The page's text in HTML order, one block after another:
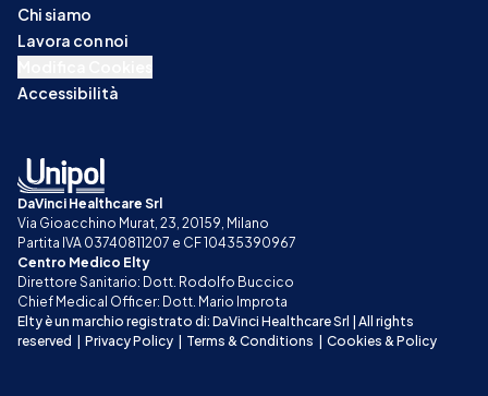
Chi siamo
Lavora con noi
Accessibilità
DaVinci Healthcare Srl
Via Gioacchino Murat, 23, 20159, Milano
Partita IVA 03740811207 e CF 10435390967
Centro Medico Elty
Direttore Sanitario: Dott. Rodolfo Buccico
Chief Medical Officer: Dott. Mario Improta
Elty è un marchio registrato di: DaVinci Healthcare Srl | All rights
reserved
Privacy Policy Terms & Conditions Cookies & Policy